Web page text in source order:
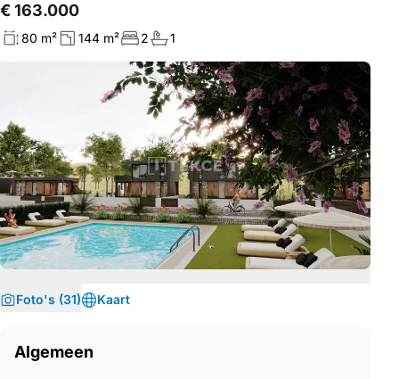
€ 163.000
80 m² 144 m² 2 1
Foto's (31) Kaart
Algemeen